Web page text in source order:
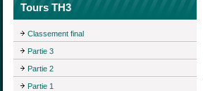
Tours TH3
Classement final
Partie 3
Partie 2
Partie 1